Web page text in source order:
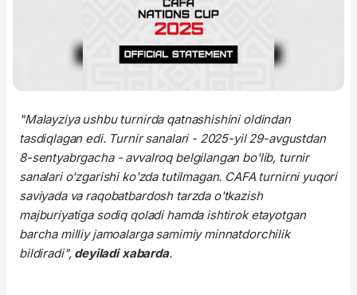
"Malayziya ushbu turnirda qatnashishini oldindan
tasdiqlagan edi. Turnir sanalari - 2025-yil 29-avgustdan
8-sentyabrgacha - avvalroq belgilangan bo'lib, turnir
sanalari o'zgarishi ko'zda tutilmagan. CAFA turnirni yuqori
saviyada va raqobatbardosh tarzda o'tkazish
majburiyatiga sodiq qoladi hamda ishtirok etayotgan
barcha milliy jamoalarga samimiy minnatdorchilik
bildiradi", deyiladi xabarda.